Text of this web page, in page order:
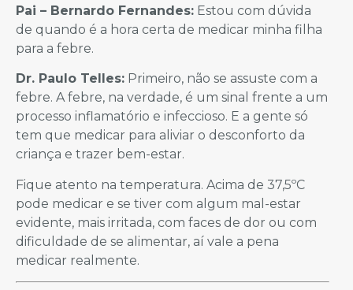
Pai – Bernardo Fernandes: Estou com dúvida
de quando é a hora certa de medicar minha filha
para a febre.
Dr. Paulo Telles: Primeiro, não se assuste com a
febre. A febre, na verdade, é um sinal frente a um
processo inflamatório e infeccioso. E a gente só
tem que medicar para aliviar o desconforto da
criança e trazer bem-estar.
Fique atento na temperatura. Acima de 37,5ºC
pode medicar e se tiver com algum mal-estar
evidente, mais irritada, com faces de dor ou com
dificuldade de se alimentar, aí vale a pena
medicar realmente.